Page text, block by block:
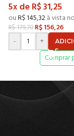
5x deR$31,25
ouR$145,32à vista
R$179,70 R$156,26
-
+
Comprar